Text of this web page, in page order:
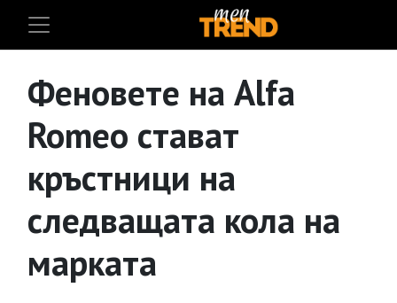
Феновете на Alfa
Romeo стават
кръстници на
следващата кола на
марката